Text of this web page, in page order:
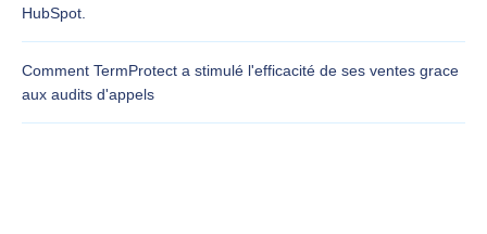
HubSpot.
Comment TermProtect a stimulé l'efficacité de ses ventes grace
aux audits d'appels